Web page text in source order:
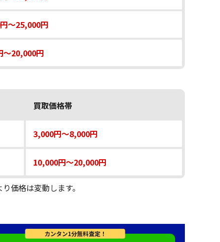
〜25,000円
〜20,000円
買取価格帯
3,000円〜8,000円
10,000円〜20,000円
価格は変動します。
カンタン1分無料査定！